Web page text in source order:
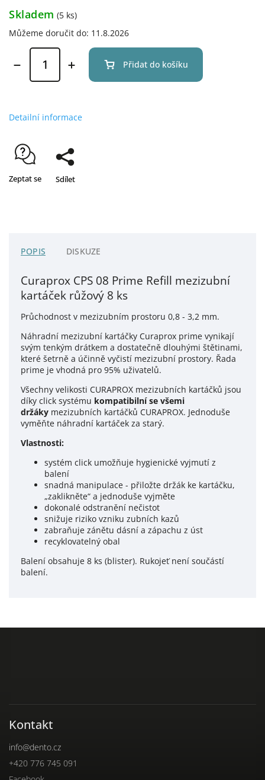
Skladem (5 ks)
Můžeme doručit do: 11.8.2026
Přidat do košíku
Detailní informace
Zeptat se Sdílet
POPIS DISKUZE
Curaprox CPS 08 Prime Refill mezizubní
kartáček růžový 8 ks
Průchodnost v mezizubním prostoru 0,8 - 3,2 mm.
Náhradní mezizubní kartáčky Curaprox prime vynikají
svým tenkým drátkem a dostatečně dlouhými štětinami,
které šetrně a účinně vyčistí mezizubní prostory. Řada
prime je vhodná pro 95% uživatelů.
Všechny velikosti CURAPROX mezizubních kartáčků jsou
díky click systému kompatibilní se všemi
držáky mezizubních kartáčků CURAPROX. Jednoduše
vyměňte náhradní kartáček za starý.
Vlastnosti:
systém click umožňuje hygienické vyjmutí z
balení
snadná manipulace - přiložte držák ke kartáčku,
„zaklikněte“ a jednoduše vyjměte
dokonalé odstranění nečistot
snižuje riziko vzniku zubních kazů
zabraňuje zánětu dásní a zápachu z úst
recyklovatelný obal
Balení obsahuje 8 ks (blister). Rukojeť není součástí
balení.
Kontakt
info@dento.cz
+420 776 745 091